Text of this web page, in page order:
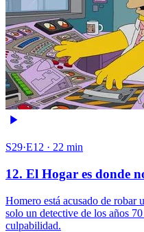
S29·E12 · 22 min
12. El Hogar es donde
Homero está acusado de robar
solo un detective de los años
culpabilidad.